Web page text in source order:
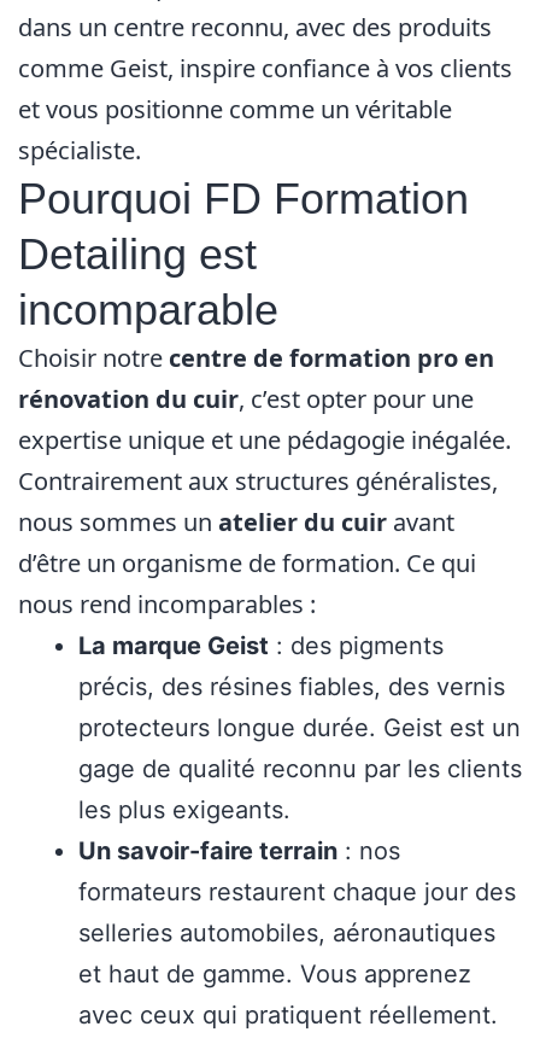
dans un centre reconnu, avec des produits
comme Geist, inspire confiance à vos clients
et vous positionne comme un véritable
spécialiste.
Pourquoi FD Formation
Detailing est
incomparable
Choisir notre centre de formation pro en
rénovation du cuir, c’est opter pour une
expertise unique et une pédagogie inégalée.
Contrairement aux structures généralistes,
nous sommes un atelier du cuir avant
d’être un organisme de formation. Ce qui
nous rend incomparables :
La marque Geist : des pigments
précis, des résines fiables, des vernis
protecteurs longue durée. Geist est un
gage de qualité reconnu par les clients
les plus exigeants.
Un savoir-faire terrain : nos
formateurs restaurent chaque jour des
selleries automobiles, aéronautiques
et haut de gamme. Vous apprenez
avec ceux qui pratiquent réellement.